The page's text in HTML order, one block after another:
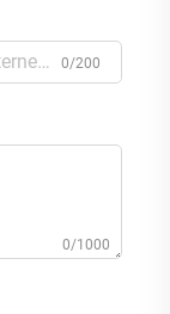
0/200
0/1000